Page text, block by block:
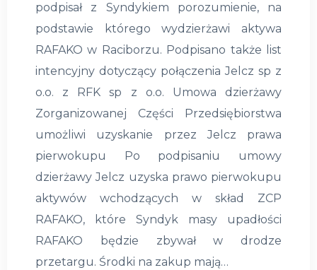
podpisał z Syndykiem porozumienie, na
podstawie którego wydzierżawi aktywa
RAFAKO w Raciborzu. Podpisano także list
intencyjny dotyczący połączenia Jelcz sp z
o.o. z RFK sp z o.o. Umowa dzierżawy
Zorganizowanej Części Przedsiębiorstwa
umożliwi uzyskanie przez Jelcz prawa
pierwokupu Po podpisaniu umowy
dzierżawy Jelcz uzyska prawo pierwokupu
aktywów wchodzących w skład ZCP
RAFAKO, które Syndyk masy upadłości
RAFAKO będzie zbywał w drodze
przetargu. Środki na zakup mają…